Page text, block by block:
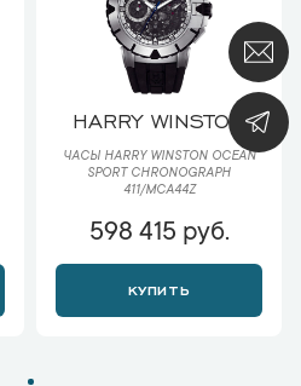
HARRY WINSTON
ЧАСЫ HARRY WINSTON OCEAN
SPORT CHRONOGRAPH
411/MCA44Z
598 415 руб.
КУПИТЬ